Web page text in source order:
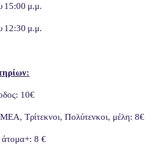
15:00 μ.μ.
12:30 μ.μ.
10€
Τρίτεκνοι, Πολύτενκοι, μέλη: 8€
8 €